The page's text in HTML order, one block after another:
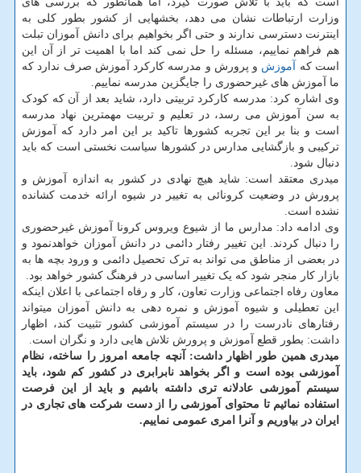
وزارت ارتباطات نشان می دهد، بخشهایی از کشور بطور کلی به
اینترنت دسترسی ندارند و حتی اگر بخواهیم برای دانش آموزان تبلت
هم فراهم نماییم، مسئله را حل نمی کند اما با اهمیت تر از آن این
است که آموزش و پرورش و مدرسه کارکرد آموزش صرف ندارد که
ما آموزش های غیرحضوری را جایگزین مدرسه نماییم.
وی اشاره کرد: مدرسه کارکرد تربیتی دارد، شاید بعد از آن که کودک
به سن آموزش می رسد، در تعلیم و تربیت مهمترین نهاد مدرسه
است و بنا بر این تجربه کشورها تاکید بر این امر دارد که آموزش
ترکیبی و بازگشایی مدارس در کشورها سیاست نخستی است که باید
دنبال شود.
میدری معتقد است: شاید هیچ نهادی در کشور به اندازه آموزش و
پرورش در وضعیت کرونائی به تغییر در شیوه ارائه خدمت کشانده
نشده است.
وی ادامه داد: مدارس ما از شیوع ویروس کرونا آموزش غیرحضوری
را دنبال کردند. این تغییر رفتار دائمی در دانش آموزان خواهدنمود و
در بعضی از مناطق می تواند به ترک تحصیل دائمی و ورود بچه ها به
بازار کار منجر شود که یک تغییر اساسی در فرهنگ کشور خواهد بود.
معاون رفاه اجتماعی وزارت تعاون، کار و رفاه اجتماعی با اعلان اینکه
این تعطیلی و شیوه آموزش و نمره دهی به دانش آموزان میتواند
رفتارهای نادرست را در سیستم آموزشی کشور تثبیت کند، اظهار
داشت: بطور قطع آموزش و پرورش تلاش هایی دارد و نگران است.
میدری همین طور اظهار داشت: آنچه جامعه امروز را ساخته، نظام
آموزشی بوده است و اگر بخواهد نابرابری در کشور کم شود، باید
سیستم آموزشی عادلانه تری داشته باشیم و باید از این فرصت
استفاده نمائیم تا محتوای آموزشی را از دست شرکت های تجاری در
ایران در بیاوریم و آنرا امری عمومی نماییم.